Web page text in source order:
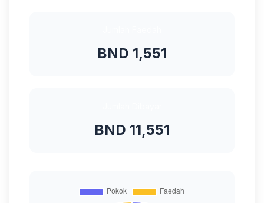
BND 1,551
BND 11,551